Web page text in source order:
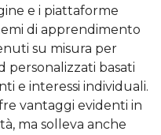
e i piattaforme
di apprendimento
su misura per
personalizzati basati
e interessi individuali.
vantaggi evidenti in
ma solleva anche